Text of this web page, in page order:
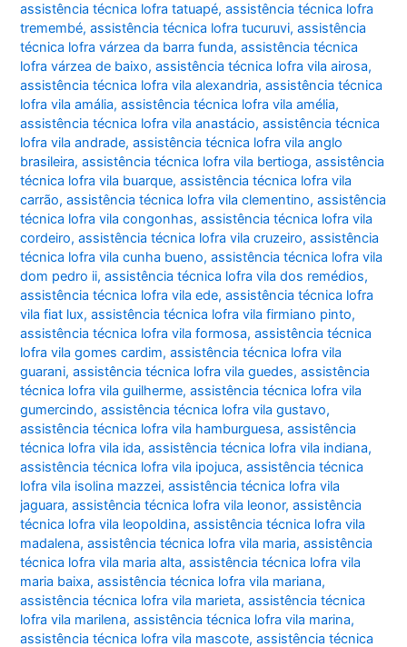
assistência técnica lofra tatuapé,assistência técnica lofra
tremembé,assistência técnica lofra tucuruvi,assistência
técnica lofra várzea da barra funda,assistência técnica
lofra várzea de baixo,assistência técnica lofra vila airosa,
assistência técnica lofra vila alexandria,assistência técnica
lofra vila amália,assistência técnica lofra vila amélia,
assistência técnica lofra vila anastácio,assistência técnica
lofra vila andrade,assistência técnica lofra vila anglo
brasileira,assistência técnica lofra vila bertioga,assistência
técnica lofra vila buarque,assistência técnica lofra vila
carrão,assistência técnica lofra vila clementino,assistência
técnica lofra vila congonhas,assistência técnica lofra vila
cordeiro,assistência técnica lofra vila cruzeiro,assistência
técnica lofra vila cunha bueno,assistência técnica lofra vila
dom pedro ii,assistência técnica lofra vila dos remédios,
assistência técnica lofra vila ede,assistência técnica lofra
vila fiat lux,assistência técnica lofra vila firmiano pinto,
assistência técnica lofra vila formosa,assistência técnica
lofra vila gomes cardim,assistência técnica lofra vila
guarani,assistência técnica lofra vila guedes,assistência
técnica lofra vila guilherme,assistência técnica lofra vila
gumercindo,assistência técnica lofra vila gustavo,
assistência técnica lofra vila hamburguesa,assistência
técnica lofra vila ida,assistência técnica lofra vila indiana,
assistência técnica lofra vila ipojuca,assistência técnica
lofra vila isolina mazzei,assistência técnica lofra vila
jaguara,assistência técnica lofra vila leonor,assistência
técnica lofra vila leopoldina,assistência técnica lofra vila
madalena,assistência técnica lofra vila maria,assistência
técnica lofra vila maria alta,assistência técnica lofra vila
maria baixa,assistência técnica lofra vila mariana,
assistência técnica lofra vila marieta,assistência técnica
lofra vila marilena,assistência técnica lofra vila marina,
assistência técnica lofra vila mascote,assistência técnica